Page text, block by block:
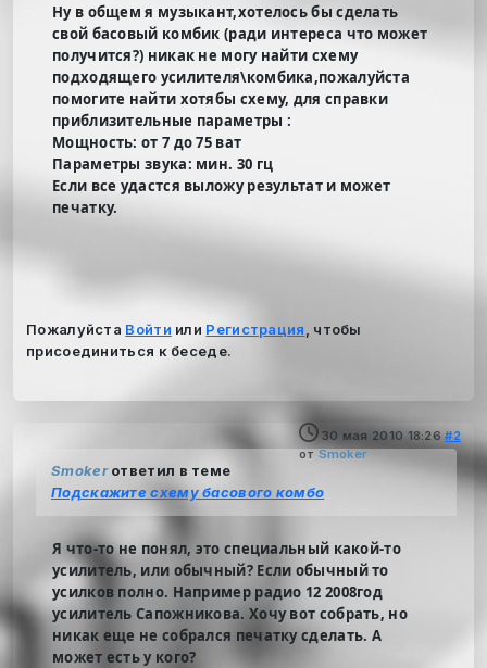
Ну в общем я музыкант,хотелось бы сделать
свой басовый комбик (ради интереса что может
получится?) никак не могу найти схему
подходящего усилителя\комбика,пожалуйста
помогите найти хотябы схему, для справки
приблизительные параметры :
Мощность: от 7 до 75 ват
Параметры звука: мин. 30 гц
Если все удастся выложу результат и может
печатку.
Пожалуйста Войти или Регистрация
, чтобы
присоединиться к беседе.
30 мая 2010 18:26 #2
от Smoker
Smokerответил в теме
Подскажите схему басового комбо
Я что-то не понял, это специальный какой-то
усилитель, или обычный? Если обычный то
усилков полно. Например радио 12 2008год
усилитель Сапожникова. Хочу вот собрать, но
никак еще не собрался печатку сделать. А
может есть у кого?